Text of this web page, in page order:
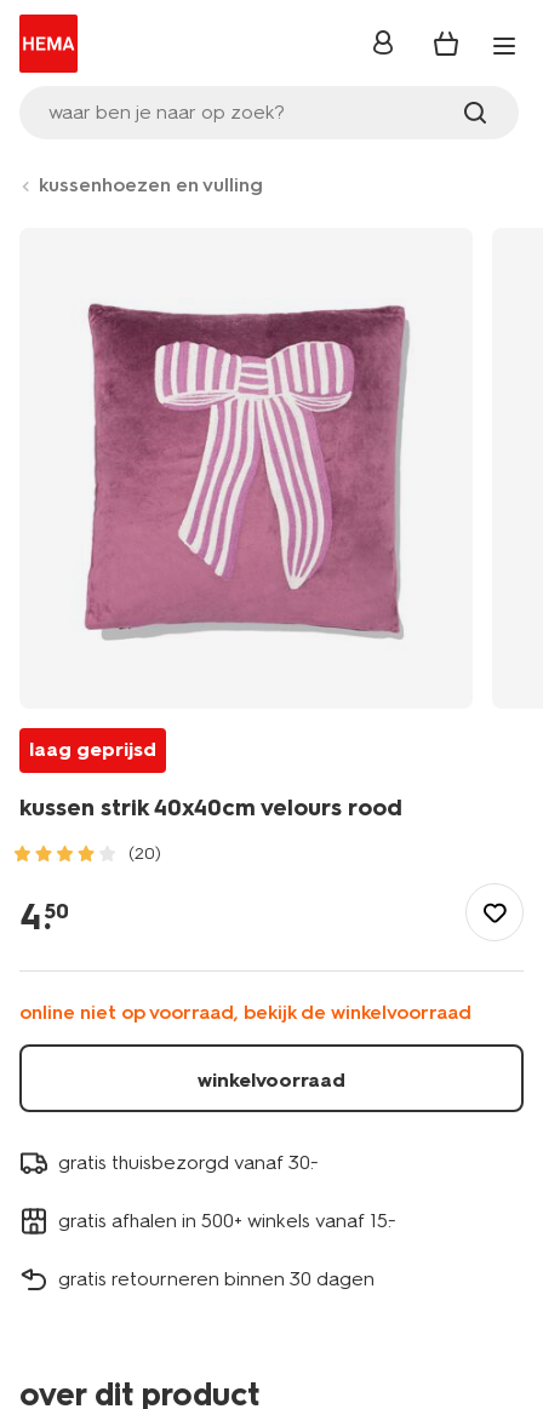
waar ben je naar op zoek?
inloggen
kussenhoezen en vulling
laag geprijsd
kussen strik 40x40cm velours rood
(20)
slapen/wonen/kussenhoezen/kussen-
strik-
velours-
rood-
4.
50
online niet op voorraad, bekijk de winkelvoorraad
winkelvoorraad
gratis thuisbezorgd vanaf 30.-
gratis afhalen in 500+ winkels vanaf 15.-
gratis retourneren binnen 30 dagen
over dit product